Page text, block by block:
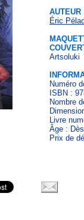
AUTEUR
Éric
Artsoluki
Numéro
ISBN :
Nombre
Livre
Âge :
Prix de